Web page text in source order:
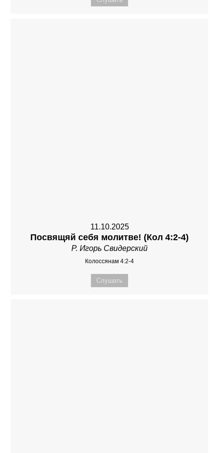
11.10.2025
Посвящяй себя молитве! (Кол 4:2-4)
Р. Игорь Свидерский
Колоссянам 4:2-4
Слушать